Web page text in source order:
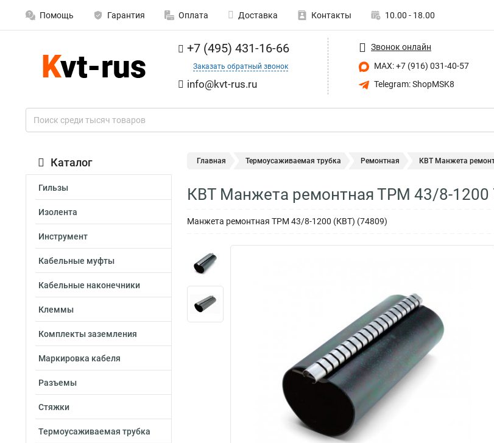
Помощь Гарантия Оплата Доставка Контакты 10.00 - 18.00
+7 (495) 431-16-66
Заказать обратный звонок
info@kvt-rus.ru
Звонок онлайн
MAX: +7 (916) 031-40-57
Telegram: ShopMSK8
Каталог
Гильзы
Изолента
Инструмент
Кабельные муфты
Кабельные наконечники
Клеммы
Комплекты заземления
Маркировка кабеля
Разъемы
Стяжки
Термоусаживаемая трубка
Главная Термоусаживаемая трубка Ремонтная КВТ Манжета
КВТ Манжета ремонтная ТРМ 43/8-1200
Манжета ремонтная ТРМ 43/8-1200 (КВТ) (74809)